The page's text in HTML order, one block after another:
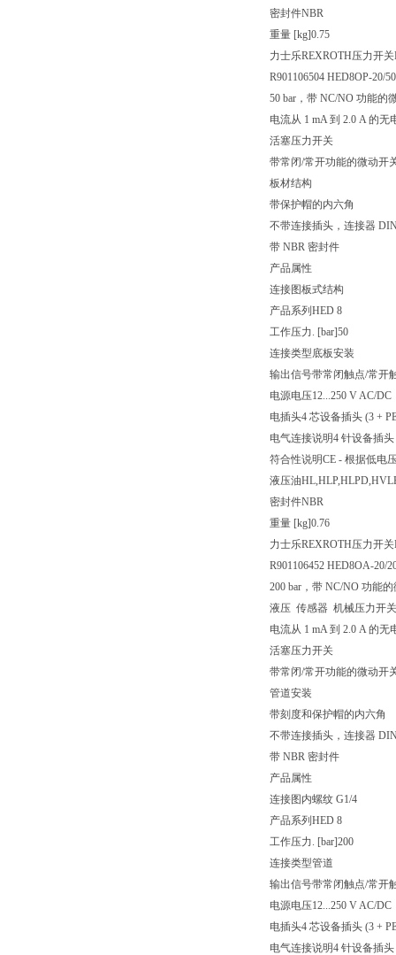
密封件NBR
重量 [kg]0.75
力士乐REXROTH压力开
R901106504 HED8OP-20/
50 bar，带 NC/NO 功能的
电流从 1 mA 到 2.0 A 的
活塞压力开关
带常闭/常开功能的微动开
板材结构
带保护帽的内六角
不带连接插头，连接器
带 NBR 密封件
产品属性
连接图板式结构
产品系列 HED 8
工作压力. [bar]50
连接类型底板安装
输出信号带常闭触点/常开
电源电压12...250 V AC/DC
电插头4 芯设备插头 (3 +
电气连接说明4 针设备插头
符合性说明CE - 根据低电
液压油
密封件NBR
重量 [kg]0.76
力士乐REXROTH压力开
R901106452 HED8OA-20/
200 bar，带 NC/NO 功能
液压 传感器 机械压力开
电流从 1 mA 到 2.0 A 的
活塞压力开关
带常闭/常开功能的微动开
管道安装
带刻度和保护帽的内六角
不带连接插头，连接器
带 NBR 密封件
产品属性
连接图 内螺纹 G1/4
产品系列 HED 8
工作压力. [bar]200
连接类型管道
输出信号带常闭触点/常开
电源电压12...250 V AC/DC
电插头4 芯设备插头 (3 +
电气连接说明4 针设备插头